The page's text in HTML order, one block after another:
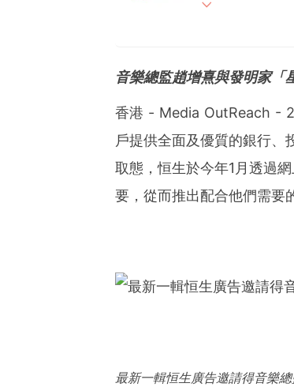
onitoring with
s
ng with office
音樂總監趙增熹與發明家「
香港 - Media OutReach -
戶提供全面及優質的銀行、
取態，恒生於今年1月透過
要，從而推出配合他們需要
最新一輯恒生廣告邀請得音樂